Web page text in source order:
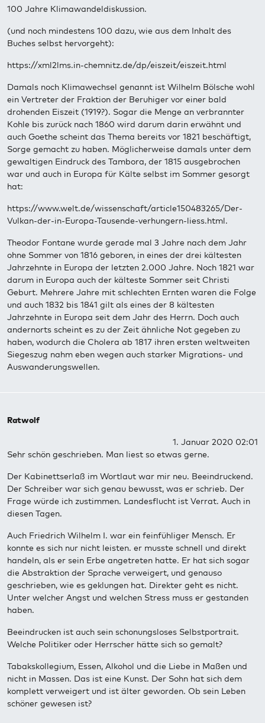
100 Jahre Klimawandeldiskussion.
(und noch mindestens 100 dazu, wie aus dem Inhalt des
Buches selbst hervorgeht):
https://xml2lms.in-chemnitz.de/dp/eiszeit/eiszeit.html
Damals noch Klimawechsel genannt ist Wilhelm Bölsche wohl
ein Vertreter der Fraktion der Beruhiger vor einer bald
drohenden Eiszeit (1919?). Sogar die Menge an verbrannter
Kohle bis zurück nach 1860 wird darum darin erwähnt und
auch Goethe scheint das Thema bereits vor 1821 beschäftigt,
Sorge gemacht zu haben. Möglicherweise damals unter dem
gewaltigen Eindruck des Tambora, der 1815 ausgebrochen
war und auch in Europa für Kälte selbst im Sommer gesorgt
hat:
https://www.welt.de/wissenschaft/article150483265/Der-
Vulkan-der-in-Europa-Tausende-verhungern-liess.html.
Theodor Fontane wurde gerade mal 3 Jahre nach dem Jahr
ohne Sommer von 1816 geboren, in eines der drei kältesten
Jahrzehnte in Europa der letzten 2.000 Jahre. Noch 1821 war
darum in Europa auch der kälteste Sommer seit Christi
Geburt. Mehrere Jahre mit schlechten Ernten waren die Folge
und auch 1832 bis 1841 gilt als eines der 8 kältesten
Jahrzehnte in Europa seit dem Jahr des Herrn. Doch auch
andernorts scheint es zu der Zeit ähnliche Not gegeben zu
haben, wodurch die Cholera ab 1817 ihren ersten weltweiten
Siegeszug nahm eben wegen auch starker Migrations- und
Auswanderungswellen.
Ratwolf
1. Januar 2020 02:01
Sehr schön geschrieben. Man liest so etwas gerne.
Der Kabinettserlaß im Wortlaut war mir neu. Beeindruckend.
Der Schreiber war sich genau bewusst, was er schrieb. Der
Frage würde ich zustimmen. Landesflucht ist Verrat. Auch in
diesen Tagen.
Auch Friedrich Wilhelm I. war ein feinfühliger Mensch. Er
konnte es sich nur nicht leisten. er musste schnell und direkt
handeln, als er sein Erbe angetreten hatte. Er hat sich sogar
die Abstraktion der Sprache verweigert, und genauso
geschrieben, wie es geklungen hat. Direkter geht es nicht.
Unter welcher Angst und welchen Stress muss er gestanden
haben.
Beeindrucken ist auch sein schonungsloses Selbstportrait.
Welche Politiker oder Herrscher hätte sich so gemalt?
Tabakskollegium, Essen, Alkohol und die Liebe in Maßen und
nicht in Massen. Das ist eine Kunst. Der Sohn hat sich dem
komplett verweigert und ist älter geworden. Ob sein Leben
schöner gewesen ist?